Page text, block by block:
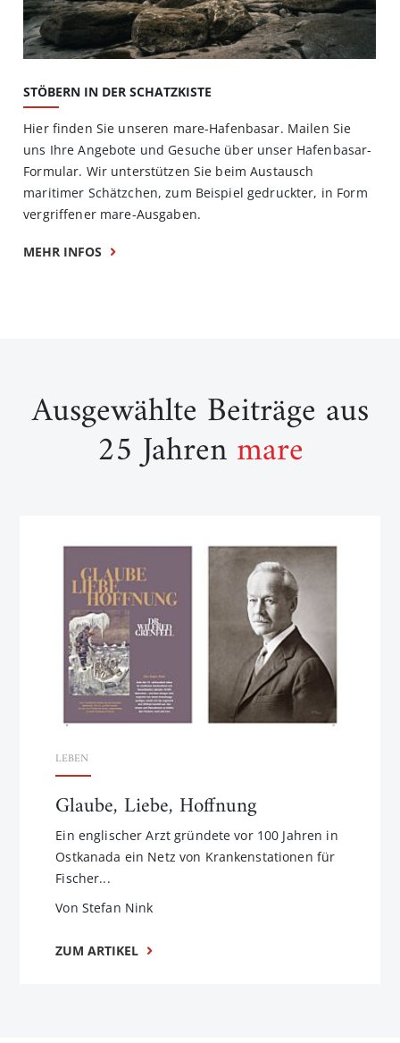
STÖBERN IN DER SCHATZKISTE
Hier finden Sie unseren mare-Hafenbasar. Mailen Sie
uns Ihre Angebote und Gesuche über unser Hafenbasar-
Formular. Wir unterstützen Sie beim Austausch
maritimer Schätzchen, zum Beispiel gedruckter, in Form
vergriffener mare-Ausgaben.
MEHR INFOS
Ausgewählte Beiträge aus
25 Jahrenmare
LEBEN
Glaube, Liebe, Hoffnung
Ein englischer Arzt gründete vor 100 Jahren in
Ostkanada ein Netz von Krankenstationen für
Fischer...
Von Stefan Nink
ZUM ARTIKEL